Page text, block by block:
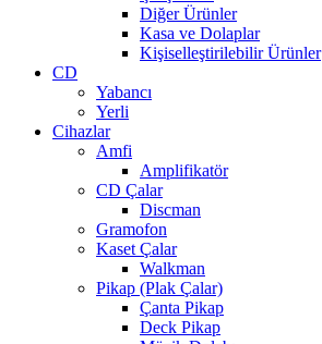
Diğer Ürünler
Kasa ve Dolaplar
Kişiselleştirilebilir Ürünler
CD
Yabancı
Yerli
Cihazlar
Amfi
Amplifikatör
CD Çalar
Discman
Gramofon
Kaset Çalar
Walkman
Pikap (Plak Çalar)
Çanta Pikap
Deck Pikap